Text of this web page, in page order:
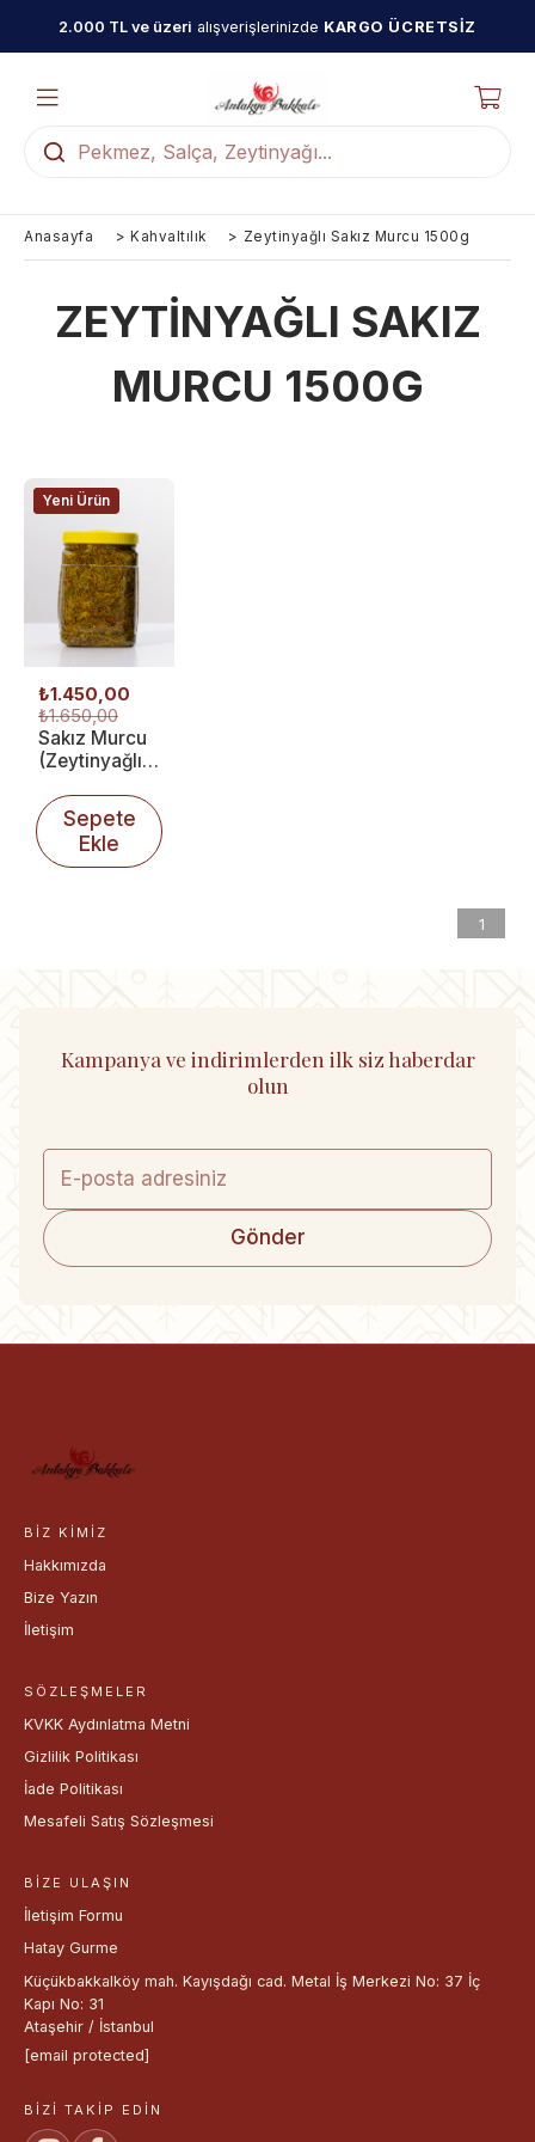
2.000 TL ve üzeri alışverişlerinizde KARGO ÜCRETSİZ
Anasayfa > Kahvaltılık > Zeytinyağlı Sakız Murcu 1500g
ZEYTINYAĞLI SAKIZ
MURCU 1500G
Sakız Murcu
(Zeytinyağlı)
₺1.450,00
₺1.650,00
Sepete
Ekle
-12%
Yeni Ürün
1
Kampanya ve indirimlerden ilk siz haberdar
olun
Gönder
BIZ KIMIZ
Hakkımızda
Bize Yazın
İletişim
SÖZLEŞMELER
KVKK Aydınlatma Metni
Gizlilik Politikası
İade Politikası
Mesafeli Satış Sözleşmesi
BIZE ULAŞIN
İletişim Formu
Hatay Gurme
Küçükbakkalköy mah. Kayışdağı cad. Metal İş Merkezi No: 37 İç
Kapı No: 31
Ataşehir / İstanbul
[email protected]
BIZI TAKIP EDIN